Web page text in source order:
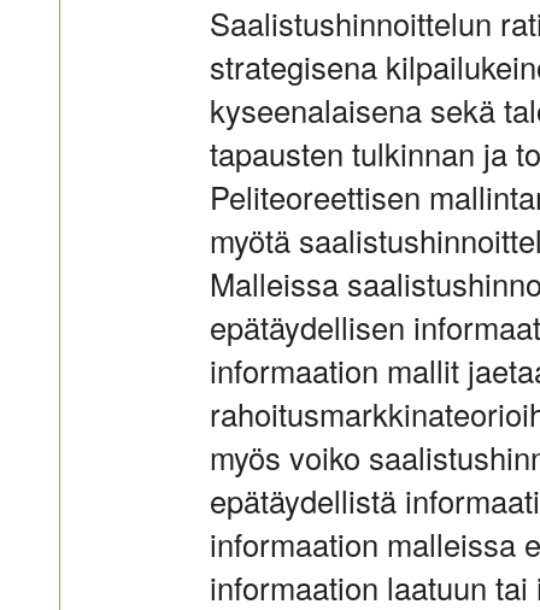
Saalistushinnoittelun
strategisena
kyseenalaisena sekä
tapausten tulkinnan ja
Peliteoreettisen
myötä
Malleissa
epätäydellisen
informaation mallit
myös voiko
epätäydellistä
informaation malleissa
informaation laatuun